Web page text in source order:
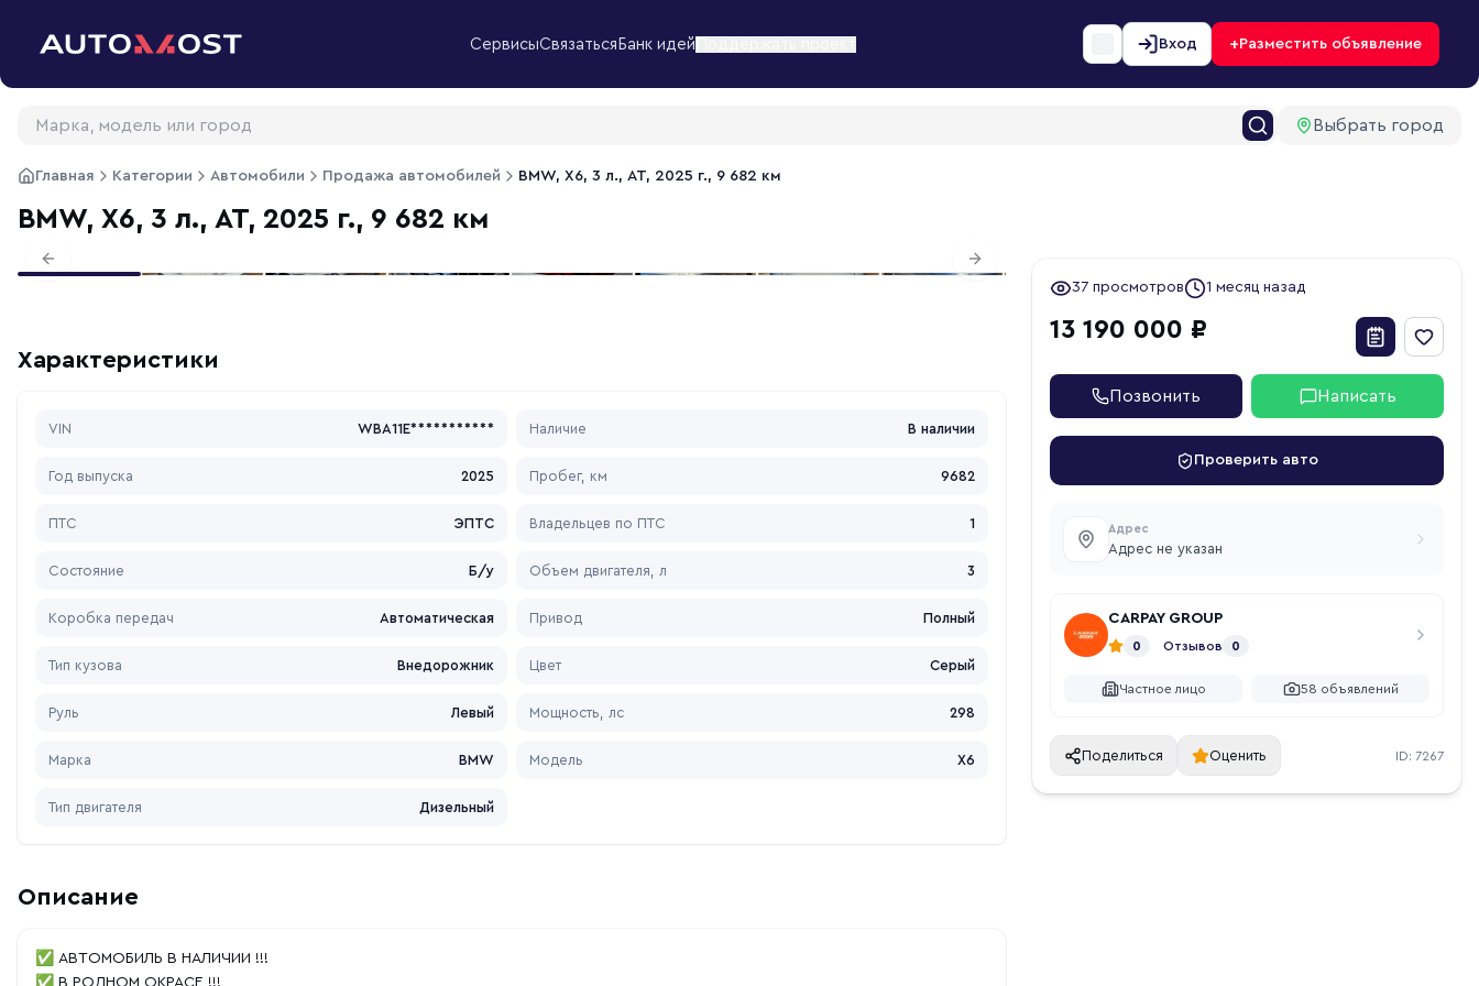
СервисыСвязаться Банк идей Вход + Разместить объявление
Выбрать город
Главная Категории Автомобили Продажа автомобилей BMW, X6, 3 л., АТ, 2025 г., 9 682 км
BMW, X6, 3 л., АТ, 2025 г., 9 682 км
Previous slide
Next slide
37 просмотров
1 месяц назад
13 190 000 ₽
Позвонить Написать
Проверить авто
Адрес
Адрес не указан
CARPAY GROUP
0 Отзывов 0
Частное лицо 58 объявлений
Поделиться Оценить ID: 7267
Характеристики
VIN WBA11E*********** Наличие В наличии
Год выпуска 2025 Пробег, км 9682
ПТС ЭПТС Владельцев по ПТС 1
Состояние Б/у Объем двигателя, л 3
Коробка передач Автоматическая Привод Полный
Тип кузова Внедорожник Цвет Серый
Руль Левый Мощность, лс 298
Марка BMW Модель X6
Тип двигателя Дизельный
Описание
✅ АВТОМОБИЛЬ В НАЛИЧИИ !!!
✅ В РОДНОМ ОКРАСЕ !!!